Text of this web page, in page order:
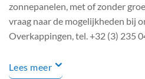
zonnepanelen, met of zonder
vraag naar de mogelijkheden bij
Overkappingen, tel. +32 (3) 235
Lees meer